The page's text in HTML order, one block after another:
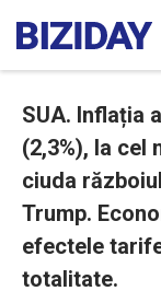
SUA. Inflația
(2,3%), la cel
ciuda
Trump.
efectele
totalitate.